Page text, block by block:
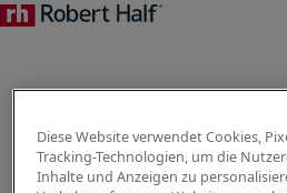
Diese Website verwendet Cookies,
Tracking-Technologien, um die
Inhalte und Anzeigen zu